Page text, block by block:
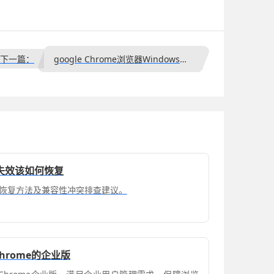
下一篇： google Chrome浏览器Windows版下载安装及功能配置
效该如何恢复
方法及兼容性冲突排查建议。
的企业版